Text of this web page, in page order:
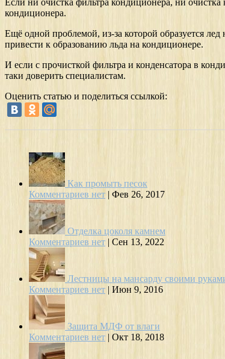
Если ни очистка фильтра кондиционера, ни очистка
кондиционера.
Ещё одной проблемой, из-за которой образуется
привести к образованию льда на кондиционере.
И если с прочисткой фильтра и конденсатора в
таки доверить специалистам.
Оценить статью и поделиться ссылкой:
Как промыть песок
Комментариев нет | Фев 26, 2017
Отделка цоколя камнем
Комментариев нет | Сен 13, 2022
Лестницы на мансарду своими
Комментариев нет | Июн 9, 2016
Защита МДФ от влаги
Комментариев нет | Окт 18, 2018